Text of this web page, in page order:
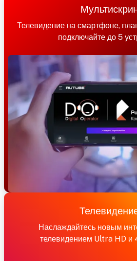
Телевидение на смартфоне,
подключайте до 5
Наслаждайтесь новым
телевидением Ultra HD и